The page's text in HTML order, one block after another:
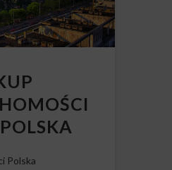
Polska